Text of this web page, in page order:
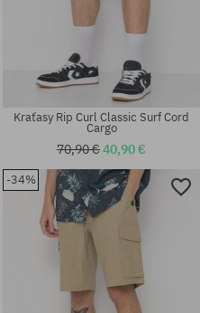
Dostupné veľkosti:
31; 32; 33; 34
Kraťasy Rip Curl Classic Surf Cord
Cargo
70,90 €40,90 €
-34%